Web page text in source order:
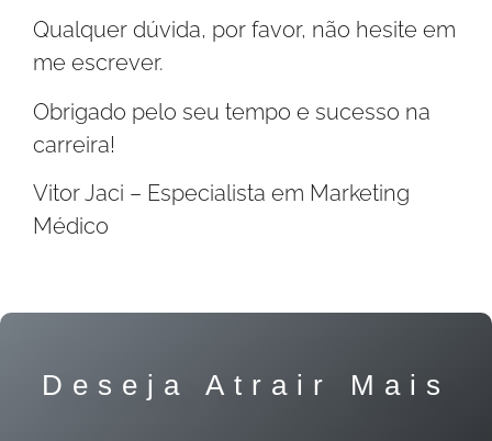
Qualquer dúvida, por favor, não hesite em
me escrever.
Obrigado pelo seu tempo e sucesso na
carreira!
Vitor Jaci – Especialista em Marketing
Médico
Deseja Atrair Mais